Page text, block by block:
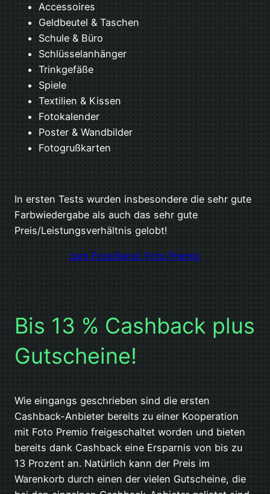
Accessoires
Geldbeutel & Taschen
Schule & Büro
Schlüsselanhänger
Trinkgefäße
Spiele
Textilien & Kissen
Fotokalender
Poster & Wandbilder
Fotogrußkarten
In ersten Tests wurden insbesondere die sehr gute
Farbwiedergabe als auch das sehr gute
Preis/Leistungsverhältnis gelobt!
zum Fotodienst Foto Premio
Bis 13 % Cashback plus
Gutscheine!
Wie eingangs geschrieben sind die ersten
Cashback-Anbieter bereits zu einer Kooperation
mit Foto Premio freigeschaltet worden und bieten
bereits dank Cashback eine Ersparnis von bis zu
13 Prozent an. Natürlich kann der Preis im
Warenkorb durch einen der vielen Gutscheine, die